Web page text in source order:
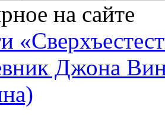
на сайте
Джона